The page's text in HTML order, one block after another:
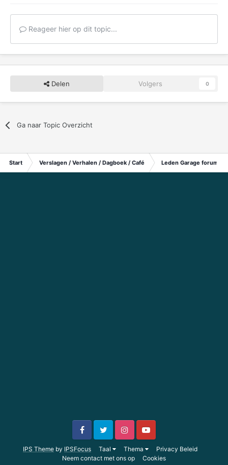
Reageer hier op dit topic...
Delen Volgers 0
Ga naar Topic Overzicht
Start Verslagen / Verhalen / Dagboek / Café Leden Garage forum
IPS Theme by IPSFocus Taal Thema
Privacy Beleid
Neem contact met ons op
Cookies